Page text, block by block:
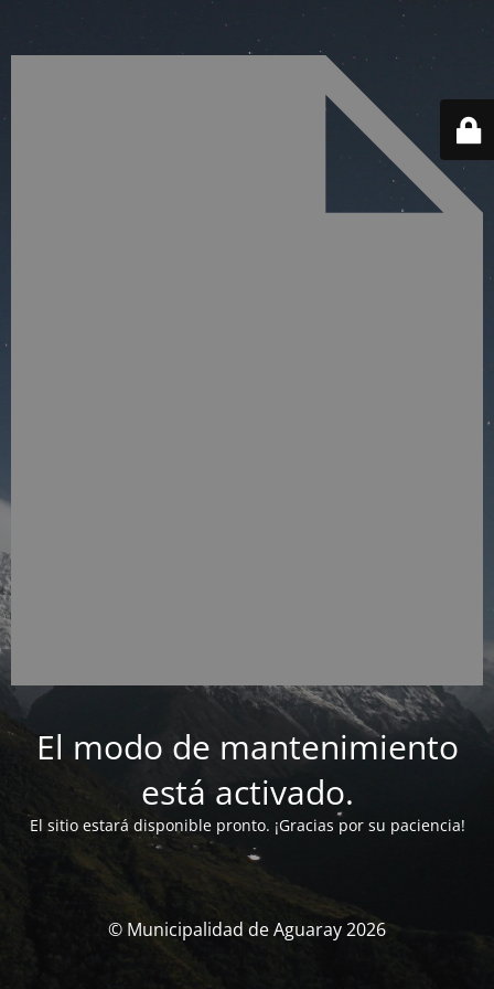
El modo de mantenimiento
está activado.
El sitio estará disponible pronto. ¡Gracias por su paciencia!
© Municipalidad de Aguaray 2026